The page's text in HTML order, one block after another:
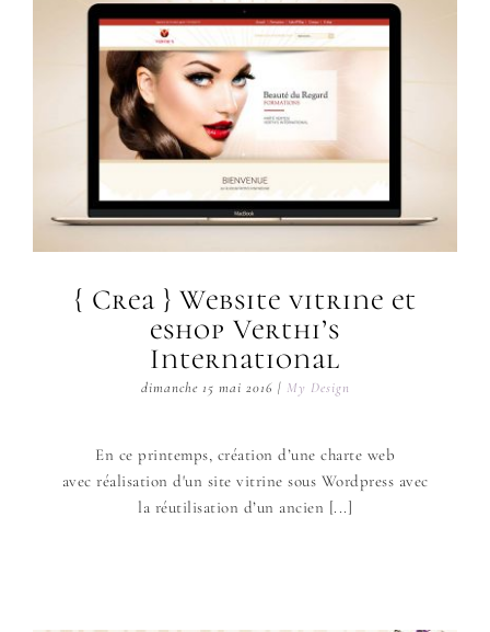
{ Crea } Website vitrine et
eshop Verthi’s
International
dimanche 15 mai 2016 | My Design
En ce printemps, création d’une charte web
avec réalisation d'un site vitrine sous Wordpress avec
la réutilisation d’un ancien [...]